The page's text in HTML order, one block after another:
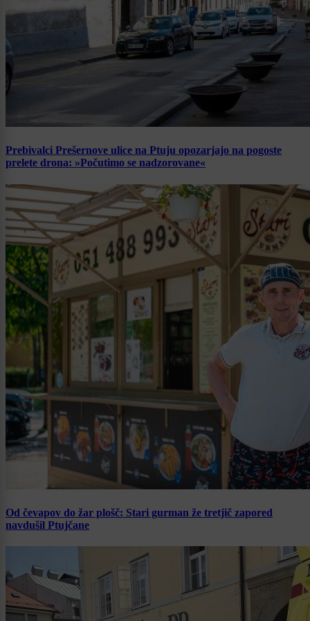
Prebivalci Prešernove ulice na Ptuju opozarjajo na pogoste
prelete drona: »Počutimo se nadzorovane«
Od čevapov do žar plošč: Stari gurman že tretjič zapored
navdušil Ptujčane